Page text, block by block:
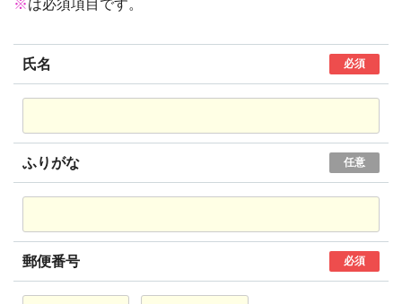
※は必須項目です。
氏名 必須
ふりがな 任意
郵便番号 必須